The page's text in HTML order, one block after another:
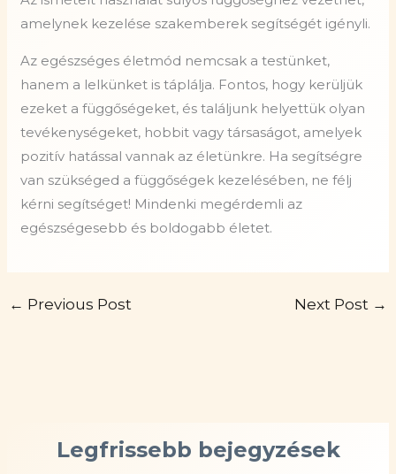
amelynek kezelése szakemberek segítségét igényli.
Az egészséges életmód nemcsak a testünket,
hanem a lelkünket is táplálja. Fontos, hogy kerüljük
ezeket a függőségeket, és találjunk helyettük olyan
tevékenységeket, hobbit vagy társaságot, amelyek
pozitív hatással vannak az életünkre. Ha segítségre
van szükséged a függőségek kezelésében, ne félj
kérni segítséget! Mindenki megérdemli az
egészségesebb és boldogabb életet.
← Previous Post Next Post →
Legfrissebb bejegyzések